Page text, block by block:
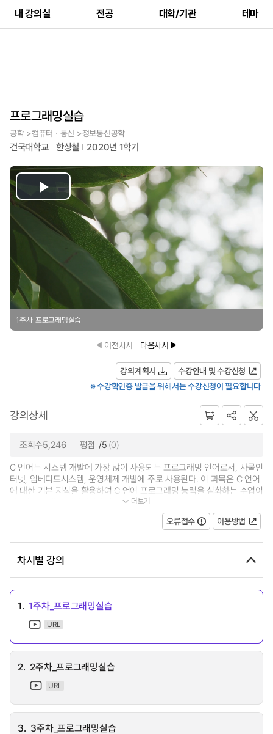
내 강의실 전공 대학/기관 테마
프로그래밍실습
공학 >컴퓨터ㆍ통신 >정보통신공학
건국대학교 한상철 2020년 1학기
Play
Video
1주차_프로그래밍실습
이전차시 다음차시
강의계획서
수강안내 및 수강신청
※ 수강확인증 발급을 위해서는 수강신청이 필요합니다
강의상세
조회수5,246 평점 /5 (0)
C 언어는 시스템 개발에 가장 많이 사용되는 프로그래밍 언어로서, 사물인
터넷, 임베디드시스템, 운영체제 개발에 주로 사용된다. 이 과목은 C 언어
에 대한 기본 지식을 활용하여 C 언어 프로그래밍 능력을 심화하는 수업이
더보기
오류접수 이용방법
차시별 강의
1. 1주차_프로그래밍실습
URL
2. 2주차_프로그래밍실습
URL
3. 3주차_프로그래밍실습